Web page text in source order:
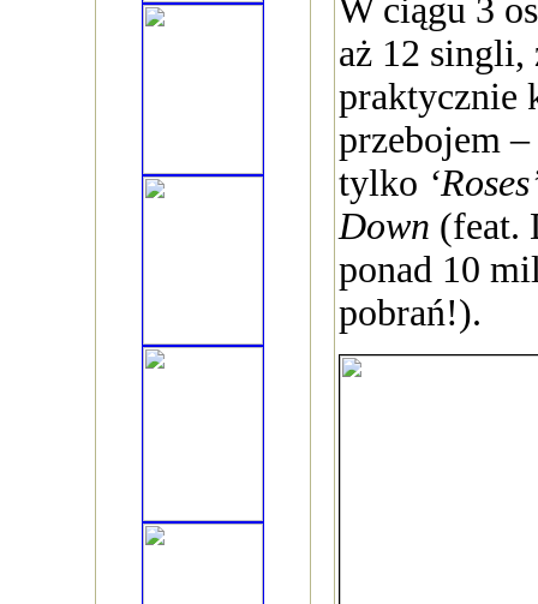
W ciągu 3
aż 12 singli,
praktycznie
przebojem
tylko
Down (feat.
ponad 10
pobrań!).